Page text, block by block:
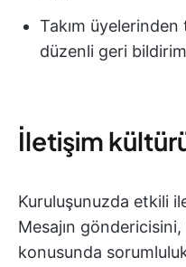
Takım üyelerinden
düzenli geri
İletişim
Kuruluşunuzda etkili
Mesajın göndericisini,
konusunda